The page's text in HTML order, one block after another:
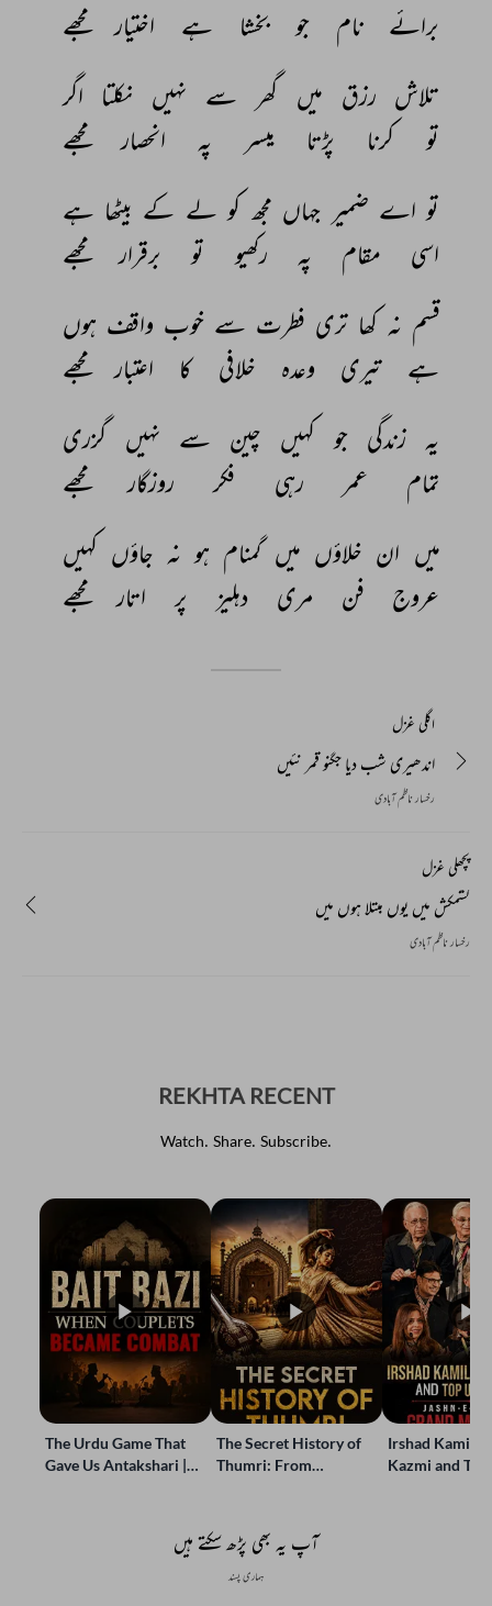
برائے
نام جو بخشا ہے اختیار
مجھے
تلاش رزق میں گھر سے نہیں نکلتا اگر
تو
کرنا پڑتا میسر پہ انحصار
مجھے
تو اے ضمیر جہاں مجھ کو لے کے بیٹھا ہے
اسی
مقام پہ رکھیو تو برقرار
مجھے
قسم نہ کھا تری فطرت سے خوب واقف ہوں
ہے
تیری وعدہ خلافی کا اعتبار
مجھے
یہ زندگی جو کہیں چین سے نہیں
گزری
تمام
عمر رہی فکر روزگار
مجھے
میں ان خلاؤں میں گمنام ہو نہ جاؤں کہیں
عروج
فن مری دہلیز پر اتار مجھے
اگلی غزل
اندھیری شب دیا جگنو قمر نئیں
رخسار ناظم آبادی
پچھلی غزل
کشمکش میں یوں مبتلا ہوں میں
رخسار ناظم آبادی
REKHTA RECENT
Watch. Share. Subscribe.
The Urdu Game That
Gave Us Antakshari |
The Secret History of
Thumri: From
Irshad Kamil,
Kazmi and
آپ یہ بھی پڑھ سکتے ہیں
ہماری پسند